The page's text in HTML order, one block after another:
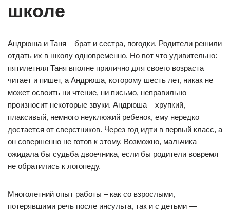
школе
Андрюша и Таня – брат и сестра, погодки. Родители решили
отдать их в школу одновременно. Но вот что удивительно:
пятилетняя Таня вполне прилично для своего возраста
читает и пишет, а Андрюша, которому шесть лет, никак не
может освоить ни чтение, ни письмо, неправильно
произносит некоторые звуки. Андрюша – хрупкий,
плаксивый, немного неуклюжий ребенок, ему нередко
достается от сверстников. Через год идти в первый класс, а
он совершенно не готов к этому. Возможно, мальчика
ожидала бы судьба двоечника, если бы родители вовремя
не обратились к логопеду.
Многолетний опыт работы – как со взрослыми,
потерявшими речь после инсульта, так и с детьми —